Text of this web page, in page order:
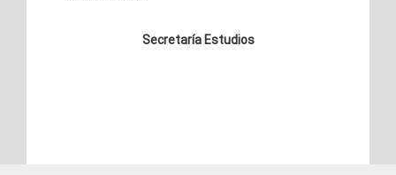
Secretaría Estudios